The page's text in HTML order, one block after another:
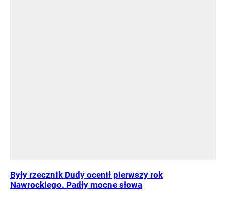
Były rzecznik Dudy ocenił pierwszy rok
Nawrockiego. Padły mocne słowa